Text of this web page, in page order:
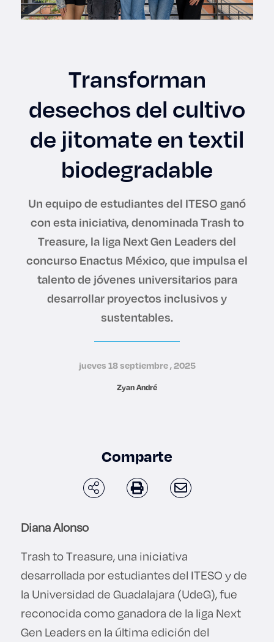
Graduaciones
CRUCE
Lo más buscado
Carreras
Derecho
Transforman
desechos del cultivo
de jitomate en textil
biodegradable
Un equipo de estudiantes del ITESO ganó
con esta iniciativa, denominada Trash to
Treasure, la liga Next Gen Leaders del
concurso Enactus México, que impulsa el
talento de jóvenes universitarios para
desarrollar proyectos inclusivos y
sustentables.
jueves 18 septiembre , 2025
Zyan André
Comparte
Diana Alonso
Trash to Treasure, una iniciativa
desarrollada por estudiantes del ITESO y de
la Universidad de Guadalajara (UdeG), fue
reconocida como ganadora de la liga Next
Gen Leaders en la última edición del